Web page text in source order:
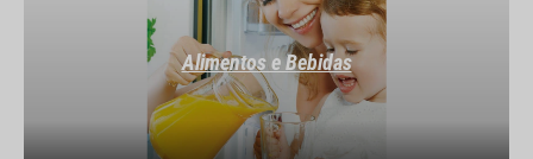
Alimentos e Bebidas